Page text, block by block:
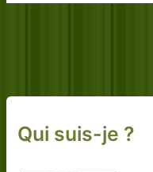
Qui suis-je ?